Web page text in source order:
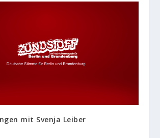
mit Svenja Leiber